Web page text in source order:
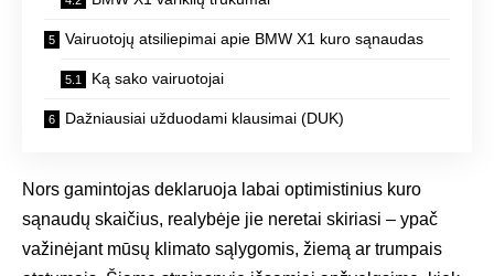
Vairuotojų atsiliepimai apie BMW X1 kuro sąnaudas
Ką sako vairuotojai
Dažniausiai užduodami klausimai (DUK)
Nors gamintojas deklaruoja labai optimistinius kuro
sąnaudų skaičius, realybėje jie neretai skiriasi – ypač
važinėjant mūsų klimato sąlygomis, žiemą ar trumpais